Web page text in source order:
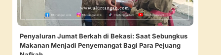
Penyaluran Jumat Berkah di Bekasi: Saat Sebungkus
Makanan Menjadi Penyemangat Bagi Para Pejuang